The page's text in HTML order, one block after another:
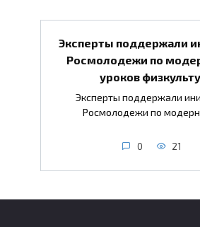
Эксперты поддержали
Росмолодежи по
уроков
Эксперты поддержали
Росмолодежи по
0 21